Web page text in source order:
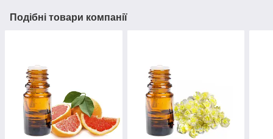
Подібні товари компанії